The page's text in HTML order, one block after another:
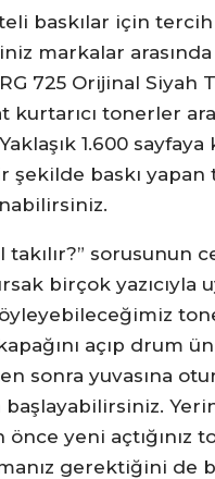
baskılar için tercih
markalar arasında
725 Orijinal Siyah
kurtarıcı tonerler
1.600 sayfaya
şekilde baskı
takılır?” sorusunun
birçok yazıcıyla
kapağını açıp drum
sonra yuvasına
başlayabilirsiniz.
yeni açtığınız
gerektiğini de